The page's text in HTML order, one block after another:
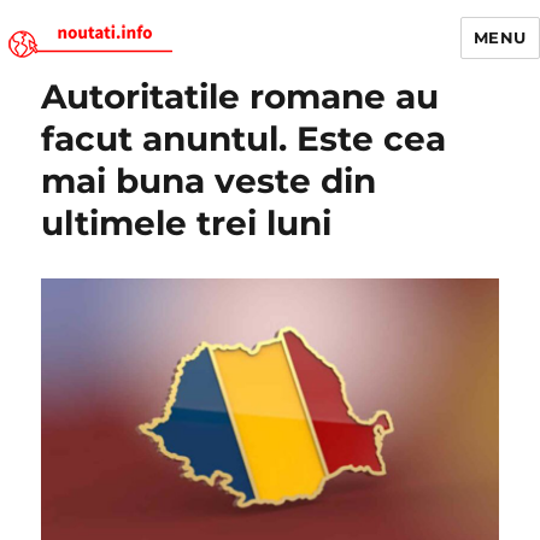
Noutati.Info
MENU
Autoritatile romane au
facut anuntul. Este cea
mai buna veste din
ultimele trei luni